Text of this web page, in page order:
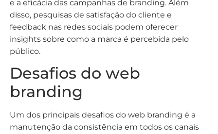
e a eficácia das campanhas de branding. Além
disso, pesquisas de satisfação do cliente e
feedback nas redes sociais podem oferecer
insights sobre como a marca é percebida pelo
público.
Desafios do web
branding
Um dos principais desafios do web branding é a
manutenção da consistência em todos os canais